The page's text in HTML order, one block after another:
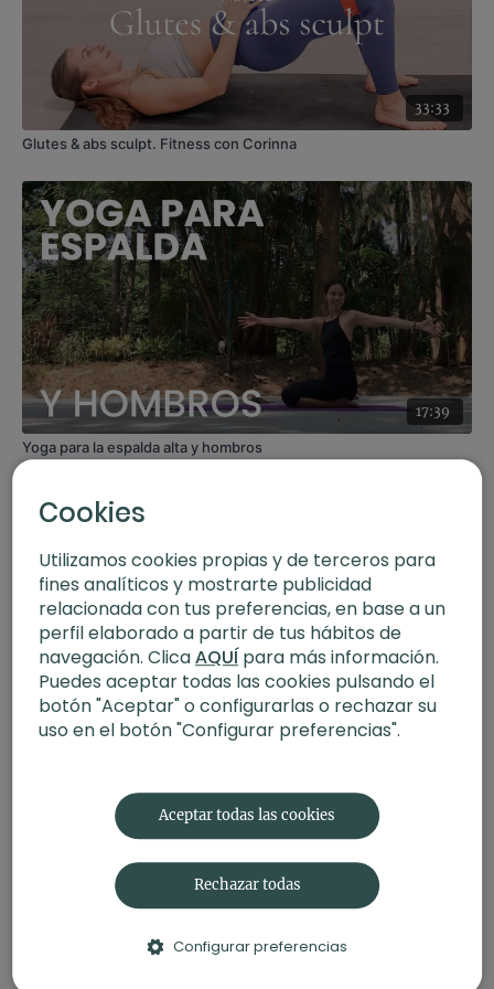
: movilizar columna y apertura de pecho
Contenido relacionado:
Columna feliz. Vinyasa con Ro
33:33
Glutes & abs sculpt. Fitness con Corinna
17:39
Yoga para la espalda alta y hombros
36:58
Cookies
Utilizamos cookies propias y de terceros para
fines analíticos y mostrarte publicidad
relacionada con tus preferencias, en base a un
perfil elaborado a partir de tus hábitos de
navegación. ClicaAQUÍpara más información.
Puedes aceptar todas las cookies pulsando el
botón "Aceptar" o configurarlas o rechazar su
uso en el botón "Configurar preferencias".
Aceptar todas las cookies
Rechazar todas
Configurar preferencias